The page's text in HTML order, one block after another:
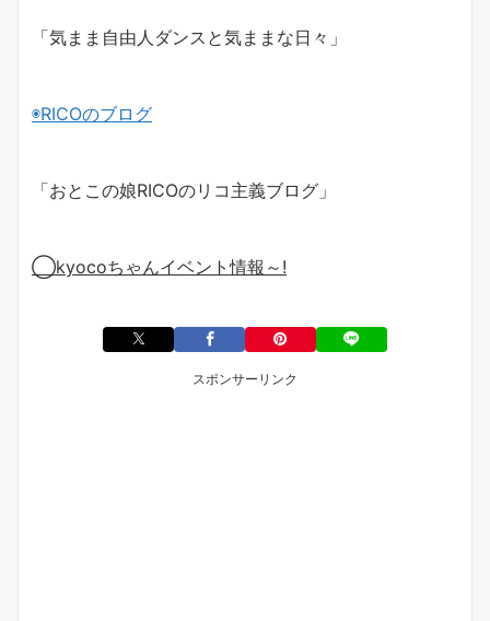
「気まま自由人ダンスと気ままな日々」
◉RICOのブログ
「おとこの娘RICOのリコ主義ブログ」
◯kyocoちゃんイベント情報～ !
スポンサーリンク